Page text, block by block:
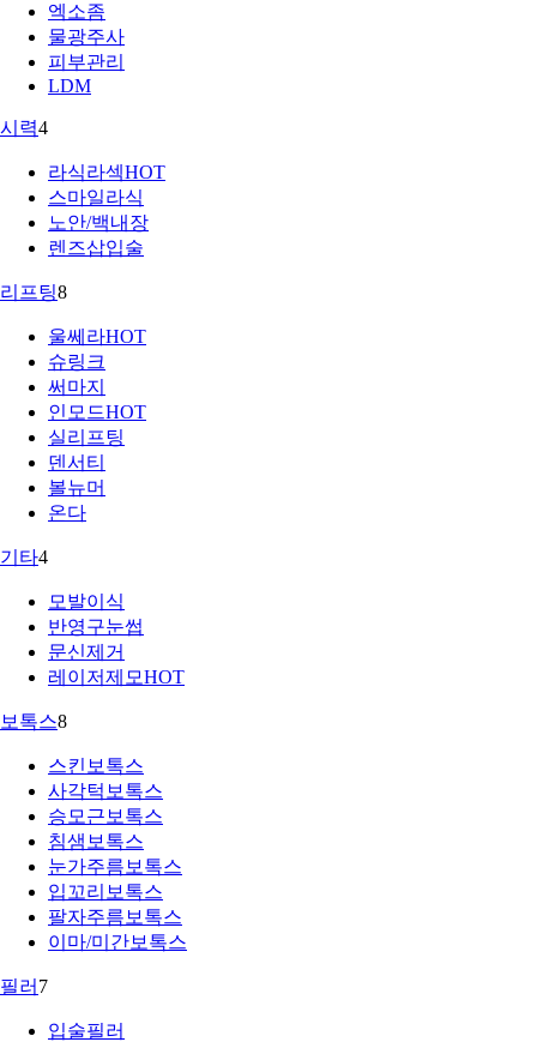
엑소좀
물광주사
피부관리
LDM
시력4
라식라섹HOT
스마일라식
노안/백내장
렌즈삽입술
리프팅8
울쎄라HOT
슈링크
써마지
인모드HOT
실리프팅
덴서티
볼뉴머
온다
기타4
모발이식
반영구눈썹
문신제거
레이저제모HOT
보톡스8
스킨보톡스
사각턱보톡스
승모근보톡스
침샘보톡스
눈가주름보톡스
입꼬리보톡스
팔자주름보톡스
이마/미간보톡스
필러 7
입술필러